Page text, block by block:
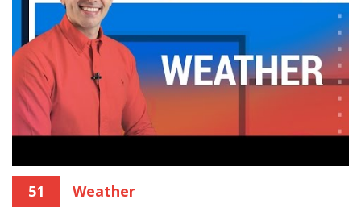
51 Weather